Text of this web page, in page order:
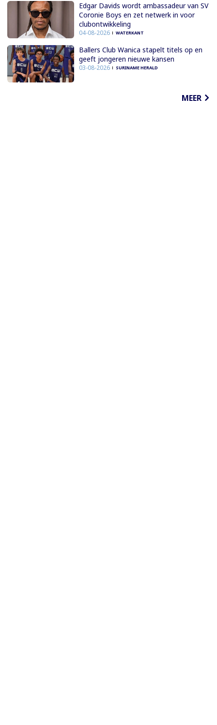
Edgar Davids wordt ambassadeur van SV
Coronie Boys en zet netwerk in voor
clubontwikkeling
04-08-2026 WATERKANT
Ballers Club Wanica stapelt titels op en
geeft jongeren nieuwe kansen
03-08-2026 SURINAME HERALD
MEER